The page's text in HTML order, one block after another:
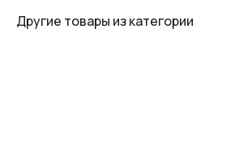
Другие товары из категории